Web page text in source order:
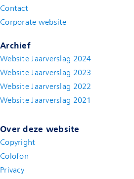
Contact(new window)
Corporate website
Archief
Website Jaarverslag 2024
Website Jaarverslag 2023
Website Jaarverslag 2022
Website Jaarverslag 2021
Over deze website
Copyright
Colofon
Privacy